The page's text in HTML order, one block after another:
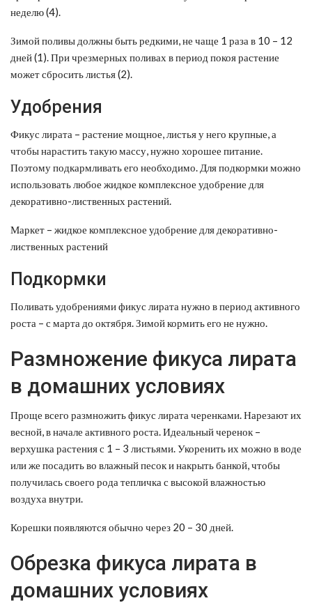
неделю (4).
Зимой поливы должны быть редкими, не чаще 1 раза в 10 – 12
дней (1). При чрезмерных поливах в период покоя растение
может сбросить листья (2).
Удобрения
Фикус лирата – растение мощное, листья у него крупные, а
чтобы нарастить такую массу, нужно хорошее питание.
Поэтому подкармливать его необходимо. Для подкормки можно
использовать любое жидкое комплексное удобрение для
декоративно-лиственных растений.
Маркет – жидкое комплексное удобрение для декоративно-
лиственных растений
Подкормки
Поливать удобрениями фикус лирата нужно в период активного
роста – с марта до октября. Зимой кормить его не нужно.
Размножение фикуса лирата
в домашних условиях
Проще всего размножить фикус лирата черенками. Нарезают их
весной, в начале активного роста. Идеальный черенок –
верхушка растения с 1 – 3 листьями. Укоренить их можно в воде
или же посадить во влажный песок и накрыть банкой, чтобы
получилась своего рода тепличка с высокой влажностью
воздуха внутри.
Корешки появляются обычно через 20 – 30 дней.
Обрезка фикуса лирата в
домашних условиях